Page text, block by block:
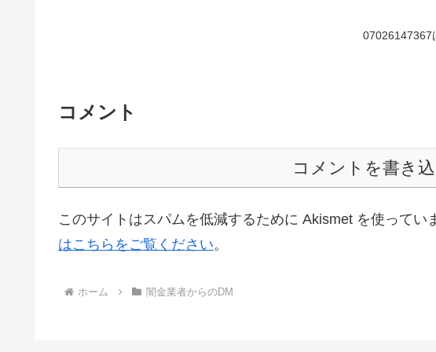
07026147367
コメント
コメントを書き
このサイトはスパムを低減するために Akismet を使ってい
はこちらをご覧ください。
ホーム 闇金業者からのDM